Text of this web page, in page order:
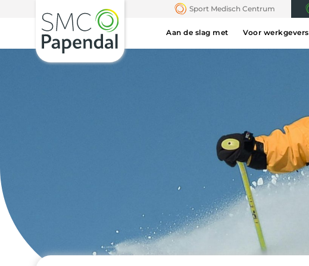
Sport Medisch Centrum
Aan de slag met Voor werkgevers